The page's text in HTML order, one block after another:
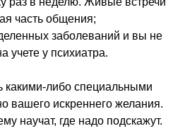
часть общения;
заболеваний и вы не
учете у психиатра.
какими-либо специальными
вашего искреннего желания.
научат, где надо подскажут.